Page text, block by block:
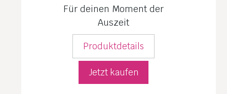
Für deinen Moment der
Auszeit
Produktdetails
Jetzt kaufen